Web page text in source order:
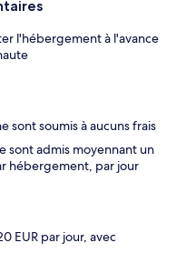
l'hébergement à l'avance
sont soumis à aucuns frais
sont admis moyennant un
hébergement, par jour
EUR par jour, avec